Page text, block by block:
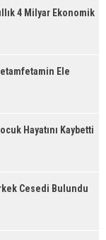
4 Milyar Ekonomik
Ele
Hayatını Kaybetti
Cesedi Bulundu